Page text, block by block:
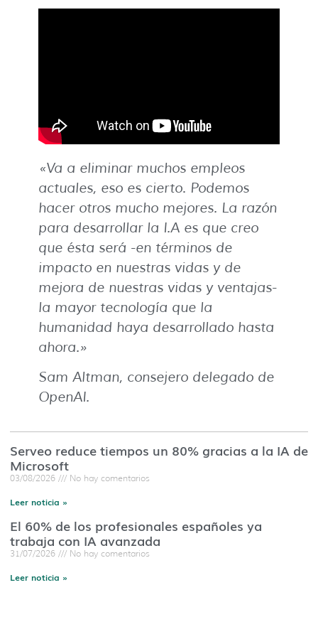
«Va a eliminar muchos empleos
actuales, eso es cierto. Podemos
hacer otros mucho mejores. La razón
para desarrollar la I.A es que creo
que ésta será -en términos de
impacto en nuestras vidas y de
mejora de nuestras vidas y ventajas-
la mayor tecnología que la
humanidad haya desarrollado hasta
ahora.»
Sam Altman, consejero delegado de
OpenAI.
Serveo reduce tiempos un 80% gracias a la IA de
Microsoft
03/08/2026 No hay comentarios
Leer noticia »
El 60% de los profesionales españoles ya
trabaja con IA avanzada
31/07/2026 No hay comentarios
Leer noticia »